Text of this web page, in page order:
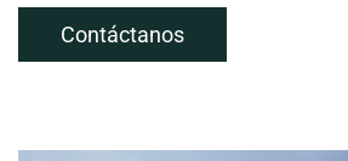
Contáctanos